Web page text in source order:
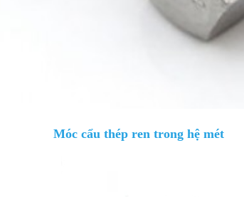
Móc cẩu thép ren trong hệ mét